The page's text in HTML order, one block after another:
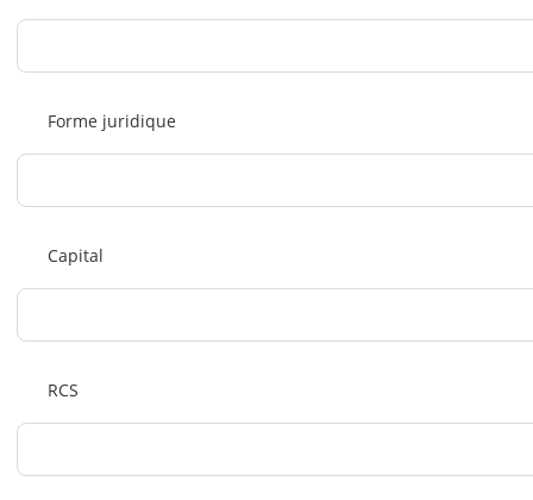
Forme juridique
Capital
RCS